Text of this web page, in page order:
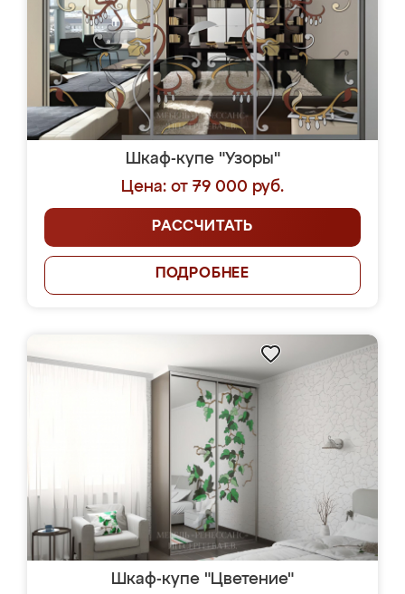
Шкаф-купе "Узоры"
Цена: от 79 000 руб.
РАССЧИТАТЬ
ПОДРОБНЕЕ
Шкаф-купе "Цветение"